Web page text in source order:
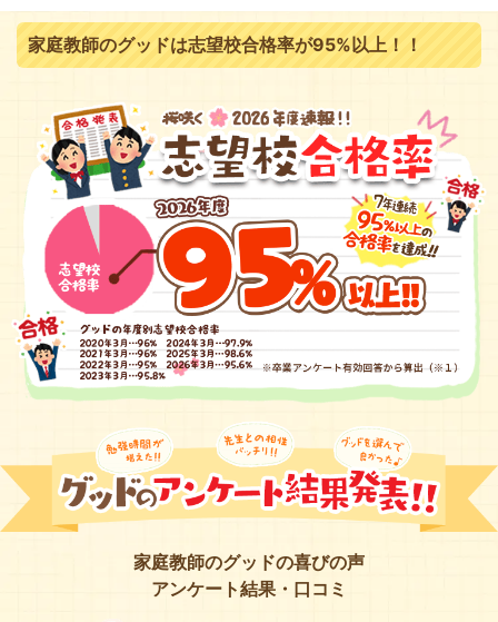
家庭教師のグッドは志望校合格率が95%以上！！
家庭教師のグッドの喜びの声
アンケート結果・口コミ